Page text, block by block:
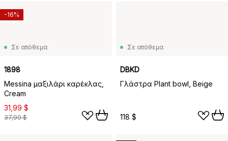
Σε απόθεμα
1898
Messina μαξιλάρι καρέκλας,
Cream
31,99 $
37,90 $
-16%
Σε απόθεμα
DBKD
Γλάστρα Plant bowl, Beige
118 $